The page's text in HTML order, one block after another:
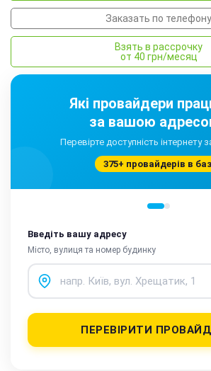
Заказать по телефону
Взять в рассрочку
от 40 грн/месяц
Які провайдери
за вашою
Перевірте доступність інтернету
375+ провайдерів в
Введіть вашу адресу
Місто, вулиця та номер будинку
ПЕРЕВІРИТИ